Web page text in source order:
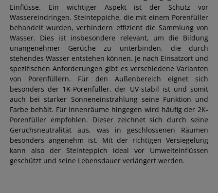
Einflüsse. Ein wichtiger Aspekt ist der Schutz vor
Wassereindringen. Steinteppiche, die mit einem Porenfüller
behandelt wurden, verhindern effizient die Sammlung von
Wasser. Dies ist insbesondere relevant, um die Bildung
unangenehmer Gerüche zu unterbinden, die durch
stehendes Wasser entstehen können. Je nach Einsatzort und
spezifischen Anforderungen gibt es verschiedene Varianten
von Porenfüllern. Für den Außenbereich eignet sich
besonders der 1K-Porenfüller, der UV-stabil ist und somit
auch bei starker Sonneneinstrahlung seine Funktion und
Farbe behält. Für Innenräume hingegen wird häufig der 2K-
Porenfüller empfohlen. Dieser zeichnet sich durch seine
Geruchsneutralität aus, was in geschlossenen Räumen
besonders angenehm ist. Mit der richtigen Versiegelung
kann also der Steinteppich ideal vor Umwelteinflüssen
geschützt und seine Lebensdauer verlängert werden.